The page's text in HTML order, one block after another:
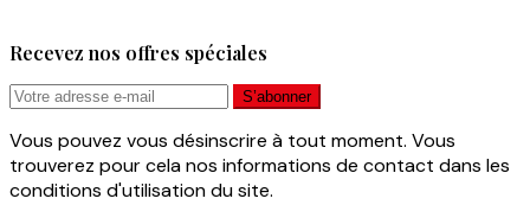
Recevez nos offres spéciales
Vous pouvez vous désinscrire à tout moment. Vous
trouverez pour cela nos informations de contact dans les
conditions d'utilisation du site.